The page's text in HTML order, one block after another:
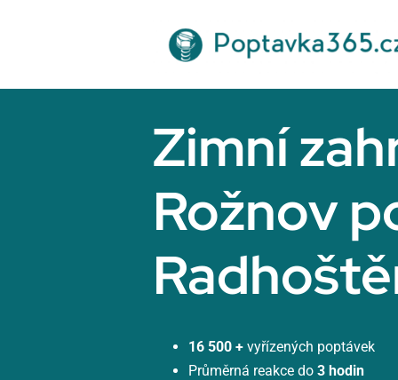
Zimní
Rožnov
16 500 + vyřízených poptávek
Průměrná reakce do 3 hodin